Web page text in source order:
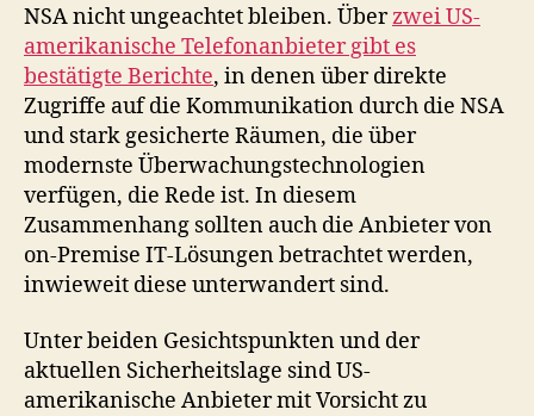
NSA nicht ungeachtet bleiben. Überzwei US-
amerikanische Telefonanbieter gibt es
bestätigte Berichte, in denen über direkte
Zugriffe auf die Kommunikation durch die NSA
und stark gesicherte Räumen, die über
modernste Überwachungstechnologien
verfügen, die Rede ist. In diesem
Zusammenhang sollten auch die Anbieter von
on-Premise IT-Lösungen betrachtet werden,
inwieweit diese unterwandert sind.
Unter beiden Gesichtspunkten und der
aktuellen Sicherheitslage sind US-
amerikanische Anbieter mit Vorsicht zu